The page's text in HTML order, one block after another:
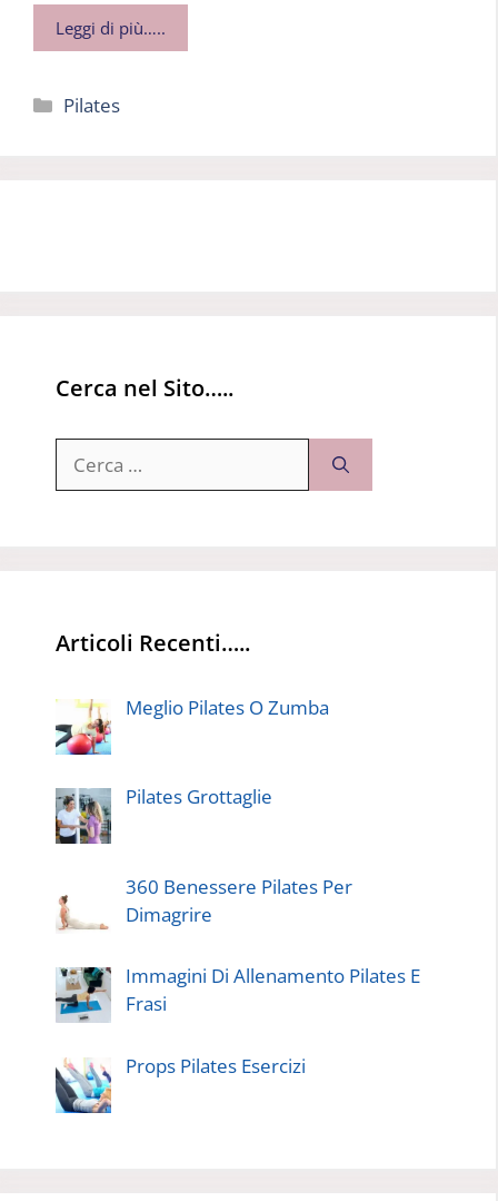
Leggi di più…..
Categorie
Pilates
Cerca nel Sito…..
per:
Articoli Recenti…..
Meglio Pilates O Zumba
Pilates Grottaglie
360 Benessere Pilates Per
Dimagrire
Immagini Di Allenamento Pilates E
Frasi
Props Pilates Esercizi